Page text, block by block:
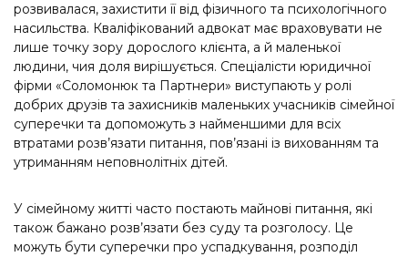
розвивалася, захистити її від фізичного та психологічного
насильства. Кваліфікований адвокат має враховувати не
лише точку зору дорослого клієнта, а й маленької
людини, чия доля вирішується. Спеціалісти юридичної
фірми «Соломонюк та Партнери» виступають у ролі
добрих друзів та захисників маленьких учасників сімейної
суперечки та допоможуть з найменшими для всіх
втратами розв’язати питання, пов’язані із вихованням та
утриманням неповнолітніх дітей.
У сімейному житті часто постають майнові питання, які
також бажано розв’язати без суду та розголосу. Це
можуть бути суперечки про успадкування, розподіл